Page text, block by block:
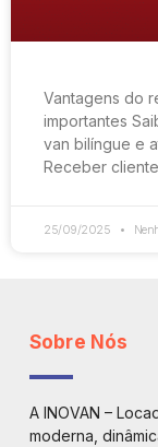
Vantagens do
importantes
van bilíngue e
Receber
25/09/2025
Sobre Nós
A INOVAN –
moderna,